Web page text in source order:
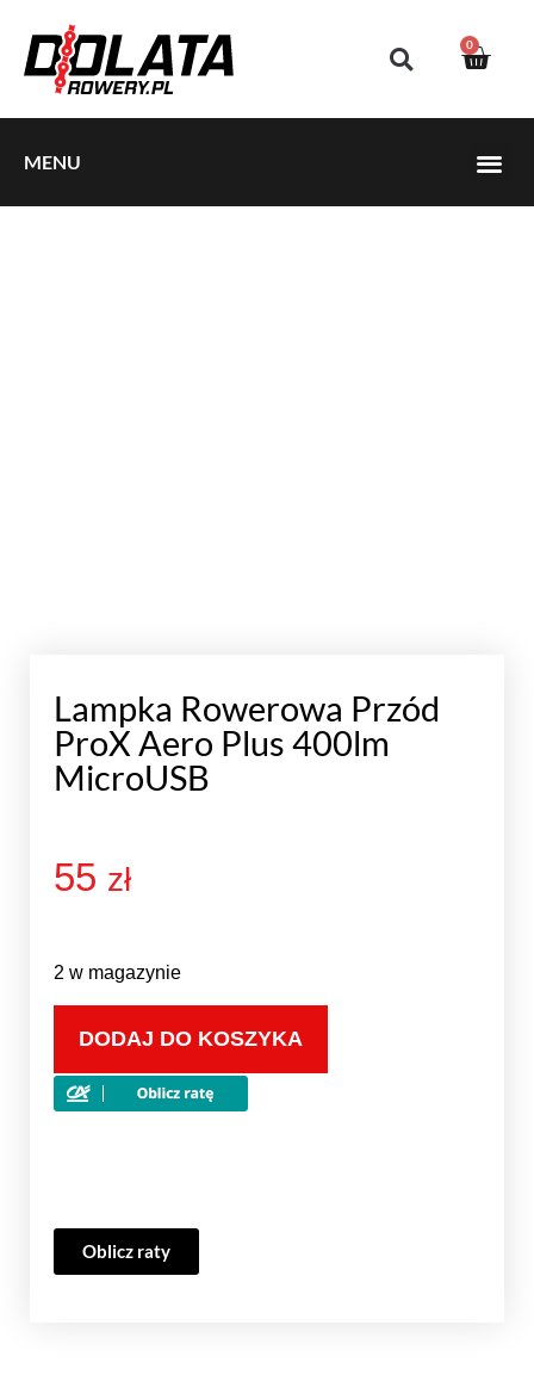
0
MENU
Lampka Rowerowa Przód
ProX Aero Plus 400lm
MicroUSB
55 zł
2 w magazynie
DODAJ DO KOSZYKA
Oblicz raty